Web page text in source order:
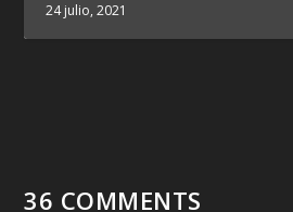
24 julio, 2021
36 COMMENTS